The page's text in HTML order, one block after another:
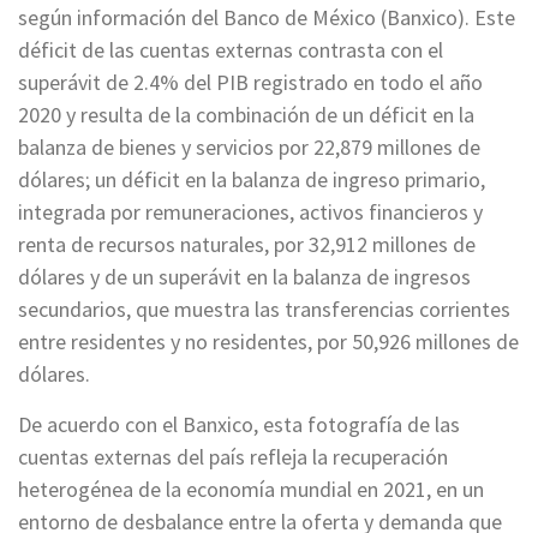
según información del Banco de México (Banxico). Este
déficit de las cuentas externas contrasta con el
superávit de 2.4% del PIB registrado en todo el año
2020 y resulta de la combinación de un déficit en la
balanza de bienes y servicios por 22,879 millones de
dólares; un déficit en la balanza de ingreso primario,
integrada por remuneraciones, activos financieros y
renta de recursos naturales, por 32,912 millones de
dólares y de un superávit en la balanza de ingresos
secundarios, que muestra las transferencias corrientes
entre residentes y no residentes, por 50,926 millones de
dólares.
De acuerdo con el Banxico, esta fotografía de las
cuentas externas del país refleja la recuperación
heterogénea de la economía mundial en 2021, en un
entorno de desbalance entre la oferta y demanda que